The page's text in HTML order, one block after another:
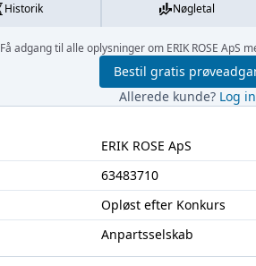
Historik Nøgletal
Få adgang til alle oplysninger om ERIK ROSE ApS
Bestil gratis
Allerede kunde? Log
ERIK ROSE ApS
63483710
Opløst efter Konkurs
Anpartsselskab